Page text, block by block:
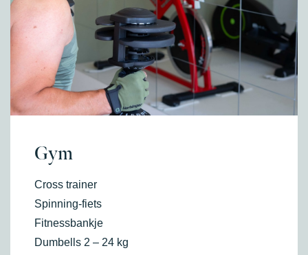
Gym
Cross trainer
Spinning-fiets
Fitnessbankje
Dumbells 2 – 24 kg